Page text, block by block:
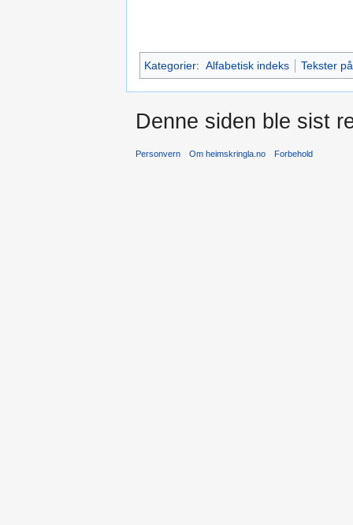
Kategorier: Alfabetisk indeks Tekster
Denne siden ble sist
Personvern Om heimskringla.no Forbehold